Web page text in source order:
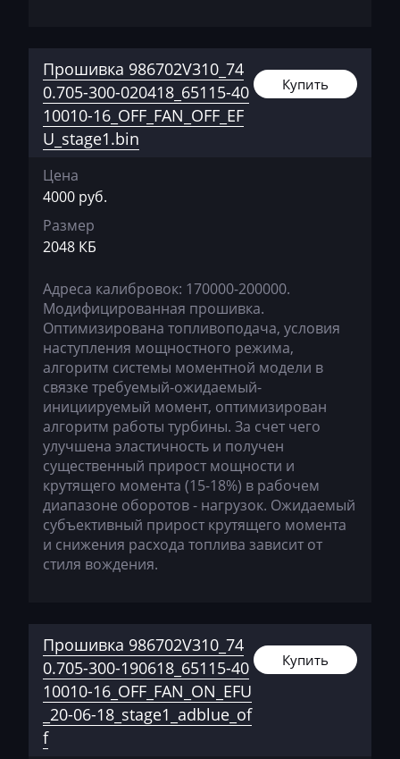
JMC
JohnDeere
Kalmar
Kassbohrer
Keestrack
Kenworth
Kia
KingLong
Kioti
Kleemann
Kobelco
Kohler
Komatsu
Krone
Kubota
Lancia
Прошивка 986702V310_74
0.705-300-020418_65115-40
10010-16_OFF_FAN_OFF_EF
U_stage1.bin
Купить
Цена
4000 руб.
Размер
2048 КБ
Адреса калибровок: 170000-200000.
Модифицированная прошивка.
Оптимизирована топливоподача, условия
наступления мощностного режима,
алгоритм системы моментной модели в
связке требуемый-ожидаемый-
инициируемый момент, оптимизирован
алгоритм работы турбины. За счет чего
улучшена эластичность и получен
существенный прирост мощности и
крутящего момента (15-18%) в рабочем
диапазоне оборотов - нагрузок. Ожидаемый
субъективный прирост крутящего момента
и снижения расхода топлива зависит от
стиля вождения.
Прошивка 986702V310_74
0.705-300-190618_65115-40
10010-16_OFF_FAN_ON_EFU
_20-06-18_stage1_adblue_of
f
Купить